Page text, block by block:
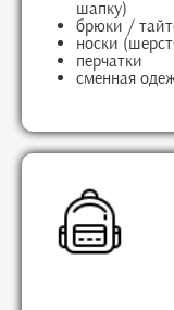
шапку)
брюки /
носки
перчатки
сменная